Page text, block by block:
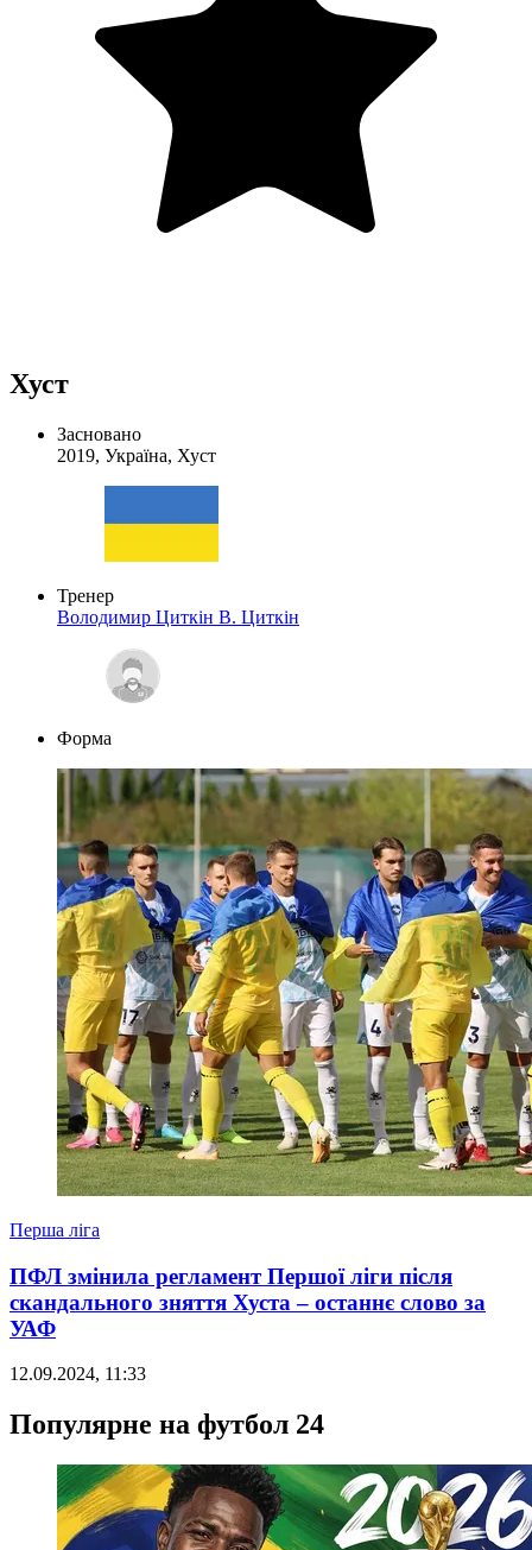
Хуст
Засновано
2019, Україна, Хуст
Тренер
Володимир Циткін В. Циткін
Форма
Перша ліга
ПФЛ змінила регламент Першої ліги після
скандального зняття Хуста – останнє слово за
УАФ
12.09.2024, 11:33
Популярне на футбол 24